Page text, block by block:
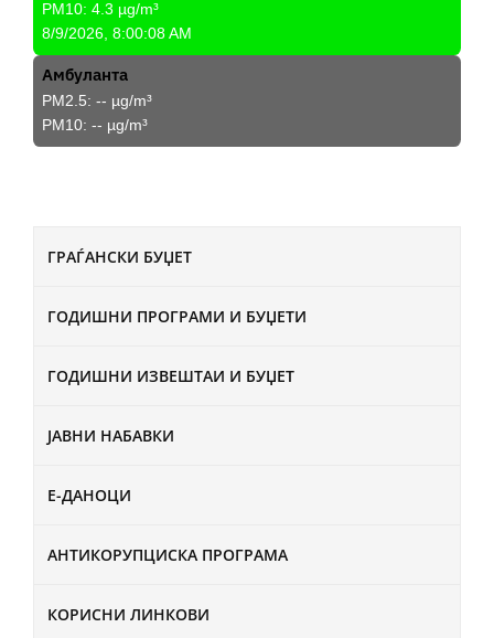
ГРАЃАНСКИ БУЏЕТ
ГОДИШНИ ПРОГРАМИ И БУЏЕТИ
ГОДИШНИ ИЗВЕШТАИ И БУЏЕТ
ЈАВНИ НАБАВКИ
Е-ДАНОЦИ
АНТИКОРУПЦИСКА ПРОГРАМА
КОРИСНИ ЛИНКОВИ
PM10: 4.3 µg/m³
8/9/2026, 8:00:08 AM
Амбуланта
PM2.5: -- µg/m³
PM10: -- µg/m³